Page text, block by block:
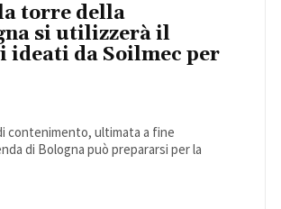
torre della
si utilizzerà il
ideati da Soilmec per
contenimento, ultimata a fine
di Bologna può prepararsi per la